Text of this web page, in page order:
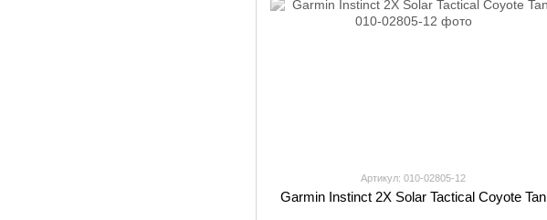
Артикул: 010-02805-12
Garmin Instinct 2X Solar Tactical Coyote Tan